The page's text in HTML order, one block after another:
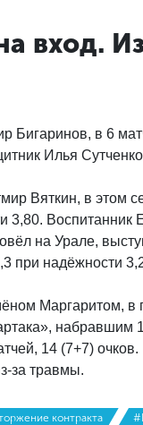
вход.
в 6
Илья
Вяткин, в этом
3,80. Воспитанник
на Урале,
при надёжности
Маргаритом,
набравшим
14 (7+7)
за травмы.
контракта